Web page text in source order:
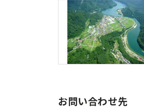
お問い合わせ先